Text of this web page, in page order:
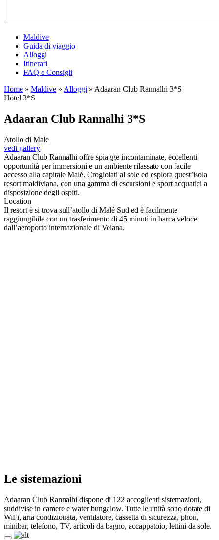
Maldive
Guida di viaggio
Alloggi
Itinerari
FAQ e Consigli
Home » Maldive » Alloggi » Adaaran Club Rannalhi 3*S
Hotel 3*S
Adaaran Club Rannalhi 3*S
Atollo di Male
vedi gallery
Adaaran Club Rannalhi offre spiagge incontaminate, eccellenti
opportunità per immersioni e un ambiente rilassato con facile
accesso alla capitale Malé. Crogiolati al sole ed esplora quest’isola
resort maldiviana, con una gamma di escursioni e sport acquatici a
disposizione degli ospiti.
Location
Il resort è si trova sull’atollo di Malé Sud ed è facilmente
raggiungibile con un trasferimento di 45 minuti in barca veloce
dall’aeroporto internazionale di Velana.
Le sistemazioni
Adaaran Club Rannalhi dispone di 122 accoglienti sistemazioni,
suddivise in camere e water bungalow. Tutte le unità sono dotate di
WiFi, aria condizionata, ventilatore, cassetta di sicurezza, phon,
minibar, telefono, TV, articoli da bagno, accappatoio, lettini da sole.